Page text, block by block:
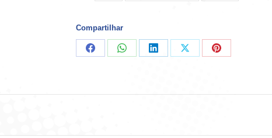
Compartilhar
CompartilharCompartilharCompartilharCompartilharCompartilhar